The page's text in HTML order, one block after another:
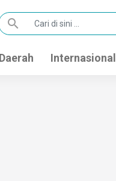
search
Daerah Internasional